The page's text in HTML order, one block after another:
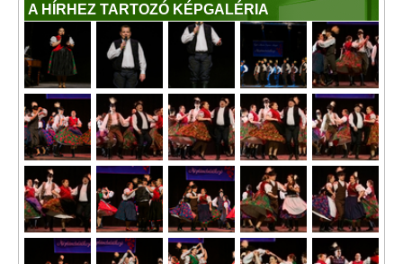
A HÍRHEZ TARTOZÓ KÉPGALÉRIA